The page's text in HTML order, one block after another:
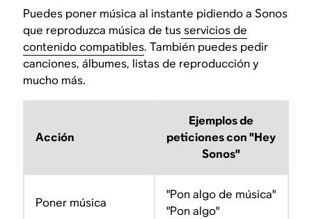
Puedes poner música al instante pidiendo a Sonos
que reproduzca música de tusservicios de
contenido compatibles. También puedes pedir
canciones, álbumes, listas de reproducción y
mucho más.
Acción
Ejemplos de
peticiones con "Hey
Sonos"
Poner música
"Pon algo de música"
"Pon algo"